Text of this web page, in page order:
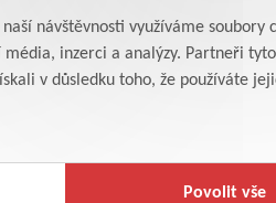
návštěvnosti využíváme soubory
inzerci a analýzy. Partneři
v důsledku toho, že používáte
Povolit vše